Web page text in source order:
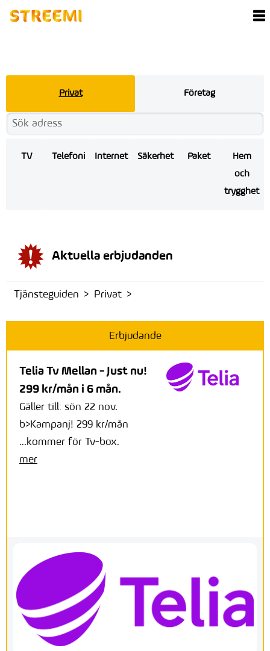
Privat Företag
TV Telefoni Internet Säkerhet Paket
Hem
och
trygghet
Aktuella erbjudanden
Tjänsteguiden Privat
Erbjudande
Telia Tv Mellan - Just nu!
299 kr/mån i 6 mån.
Gäller till: sön 22 nov.
b>Kampanj! 299 kr/mån
...kommer för Tv-box.
mer